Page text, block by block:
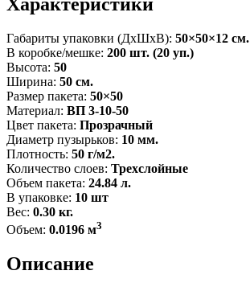
Габариты упаковки (ДxШxВ): 50×50×12 см.
В коробке/мешке: 200 шт. (20 уп.)
Высота: 50
Ширина: 50 см.
Размер пакета: 50×50
Материал: ВП 3-10-50
Цвет пакета: Прозрачный
Диаметр пузырьков: 10 мм.
Плотность: 50 г/м2.
Количество слоев: Трехслойные
Объем пакета: 24.84 л.
В упаковке: 10 шт
Вес: 0.30 кг.
Объем: 0.0196 м3
Описание